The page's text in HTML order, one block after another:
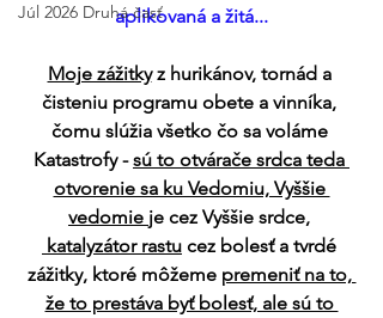
Júl 2026 Druhá časťaplikovaná a žitá...
Moje zážitky z hurikánov, tornád a
čisteniu programu obete a vinníka,
čomu slúžia všetko čo sa voláme
Katastrofy - sú to otvárače srdca teda
otvorenie sa ku Vedomiu, Vyššie
vedomie je cez Vyššie srdce,
katalyzátor rastu cez bolesť a tvrdé
zážitky, ktoré môžeme premeniť na to,
že to prestáva byť bolesť, ale sú to